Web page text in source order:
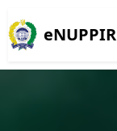
eNUPPIR